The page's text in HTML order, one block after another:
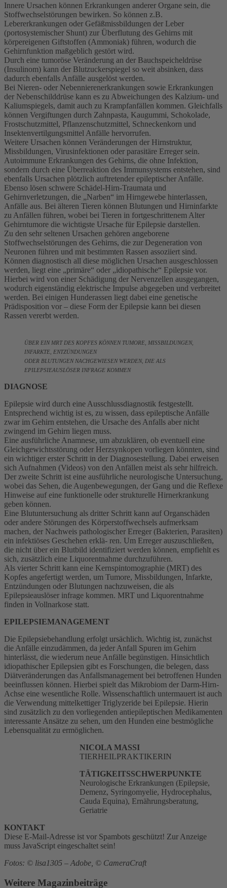
Innere Ursachen können Erkrankungen anderer Organe sein, die
Stoffwechselstörungen bewirken. So können z.B.
Lebererkrankungen oder Gefäßmissbildungen der Leber
(portosystemischer Shunt) zur Überflutung des Gehirns mit
körpereigenen Giftstoffen (Ammoniak) führen, wodurch die
Gehirnfunktion maßgeblich gestört wird.
Durch eine tumoröse Veränderung an der Bauchspeicheldrüse
(Insulinom) kann der Blutzuckerspiegel so weit absinken, dass
dadurch ebenfalls Anfälle ausgelöst werden.
Bei Nieren- oder Nebennierenerkrankungen sowie Erkrankungen
der Nebenschilddrüse kann es zu Abweichungen des Kalzium- und
Kaliumspiegels, damit auch zu Krampfanfällen kommen. Gleichfalls
können Vergiftungen durch Zahnpasta, Kaugummi, Schokolade,
Frostschutzmittel, Pflanzenschutzmittel, Schneckenkorn und
Insektenvertilgungsmittel Anfälle hervorrufen.
Weitere Ursachen können Veränderungen der Hirnstruktur,
Missbildungen, Virusinfektionen oder parasitäre Erreger sein.
Autoimmune Erkrankungen des Gehirns, die ohne Infektion,
sondern durch eine Überreaktion des Immunsystems entstehen, sind
ebenfalls Ursachen plötzlich auftretender epileptischer Anfälle.
Ebenso lösen schwere Schädel-Hirn-Traumata und
Gehirnverletzungen, die „Narben“ im Hirngewebe hinterlassen,
Anfälle aus. Bei älteren Tieren können Blutungen und Hirninfarkte
zu Anfällen führen, wobei bei Tieren in fortgeschrittenem Alter
Gehirntumore die wichtigste Ursache für Epilepsie darstellen.
Zu den sehr seltenen Ursachen gehören angeborene
Stoffwechselstörungen des Gehirns, die zur Degeneration von
Neuronen führen und mit bestimmten Rassen assoziiert sind.
Können diagnostisch all diese möglichen Ursachen ausgeschlossen
werden, liegt eine „primäre“ oder „idiopathische“ Epilepsie vor.
Hierbei wird von einer Schädigung der Nervenzellen ausgegangen,
wodurch eigenständig elektrische Impulse abgegeben und verbreitet
werden. Bei einigen Hunderassen liegt dabei eine genetische
Prädisposition vor – diese Form der Epilepsie kann bei diesen
Rassen vererbt werden.
ÜBER EIN MRT DES KOPFES KÖNNEN TUMORE, MISSBILDUNGEN,
INFARKTE, ENTZÜNDUNGEN
ODER BLUTUNGEN NACHGEWIESEN WERDEN, DIE ALS
EPILEPSIEAUSLÖSER INFRAGE KOMMEN
DIAGNOSE
Epilepsie wird durch eine Ausschlussdiagnostik festgestellt.
Entsprechend wichtig ist es, zu wissen, dass epileptische Anfälle
zwar im Gehirn entstehen, die Ursache des Anfalls aber nicht
zwingend im Gehirn liegen muss.
Eine ausführliche Anamnese, um abzuklären, ob eventuell eine
Gleichgewichtsstörung oder Herzsynkopen vorliegen könnten, sind
ein wichtiger erster Schritt in der Diagnosestellung. Dabei erweisen
sich Aufnahmen (Videos) von den Anfällen meist als sehr hilfreich.
Der zweite Schritt ist eine ausführliche neurologische Untersuchung,
wobei das Sehen, die Augenbewegungen, der Gang und die Reflexe
Hinweise auf eine funktionelle oder strukturelle Hirnerkrankung
geben können.
Eine Blutuntersuchung als dritter Schritt kann auf Organschäden
oder andere Störungen des Körperstoffwechsels aufmerksam
machen, der Nachweis pathologischer Erreger (Bakterien, Parasiten)
ein infektiöses Geschehen erklä- ren. Um Erreger auszuschließen,
die nicht über ein Blutbild identifiziert werden können, empfiehlt es
sich, zusätzlich eine Liquorentnahme durchzuführen.
Als vierter Schritt kann eine Kernspintomographie (MRT) des
Kopfes angefertigt werden, um Tumore, Missbildungen, Infarkte,
Entzündungen oder Blutungen nachzuweisen, die als
Epilepsieauslöser infrage kommen. MRT und Liquorentnahme
finden in Vollnarkose statt.
EPILEPSIEMANAGEMENT
Die Epilepsiebehandlung erfolgt ursächlich. Wichtig ist, zunächst
die Anfälle einzudämmen, da jeder Anfall Spuren im Gehirn
hinterlässt, die wiederum neue Anfälle begünstigen. Hinsichtlich
idiopathischer Epilepsien gibt es Forschungen, die belegen, dass
Diätveränderungen das Anfallsmanagement bei betroffenen Hunden
beeinflussen können. Hierbei spielt das Mikrobiom der Darm-Hirn-
Achse eine wesentliche Rolle. Wissenschaftlich untermauert ist auch
die Verwendung mittelkettiger Triglyzeride bei Epilepsie. Hierin
sind zusätzlich zu den vorliegenden antiepileptischen Medikamenten
interessante Ansätze zu sehen, um den Hunden eine bestmögliche
Lebensqualität zu ermöglichen.
NICOLA MASSI
TIERHEILPRAKTIKERIN
TÄTIGKEITSSCHWERPUNKTE
Neurologische Erkrankungen (Epilepsie,
Demenz, Syringomyelie, Hydrocephalus,
Cauda Equina), Ernährungsberatung,
Geriatrie
KONTAKT
Diese E-Mail-Adresse ist vor Spambots geschützt! Zur Anzeige
muss JavaScript eingeschaltet sein!
Fotos: © lisa1305 – Adobe, © CameraCraft
Weitere Magazinbeiträge